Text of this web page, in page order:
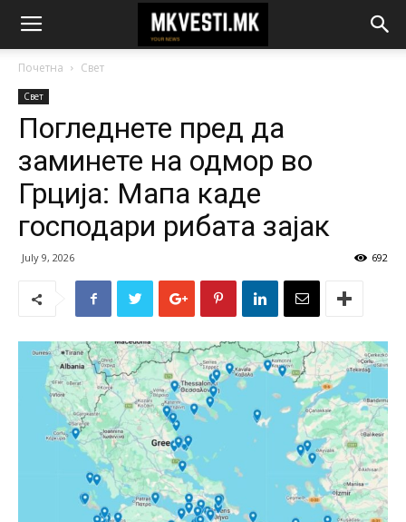
Почетна Свет
Свет
Погледнете пред да
заминете на одмор во
Грција: Мапа каде
господари рибата зајак
July 9, 2026 692